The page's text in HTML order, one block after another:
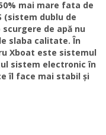
mai mare fata de
(sistem dublu de
de apă nu
slaba calitate. În
Xboat este sistemul
sistem electronic în
îl face mai stabil și